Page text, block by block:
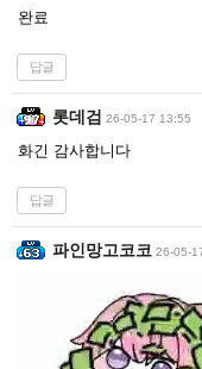
완료
답글
롯데검 26-05-17 13:55
화긴 감사합니다
답글
파인망고코코 26-05-